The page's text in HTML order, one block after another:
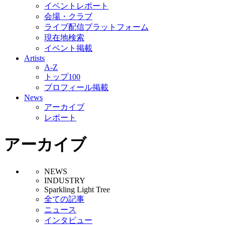
イベントレポート
会場・クラブ
ライブ配信プラットフォーム
現在地検索
イベント掲載
Artists
A-Z
トップ100
プロフィール掲載
News
アーカイブ
レポート
アーカイブ
NEWS
INDUSTRY
Sparkling Light Tree
全ての記事
ニュース
インタビュー